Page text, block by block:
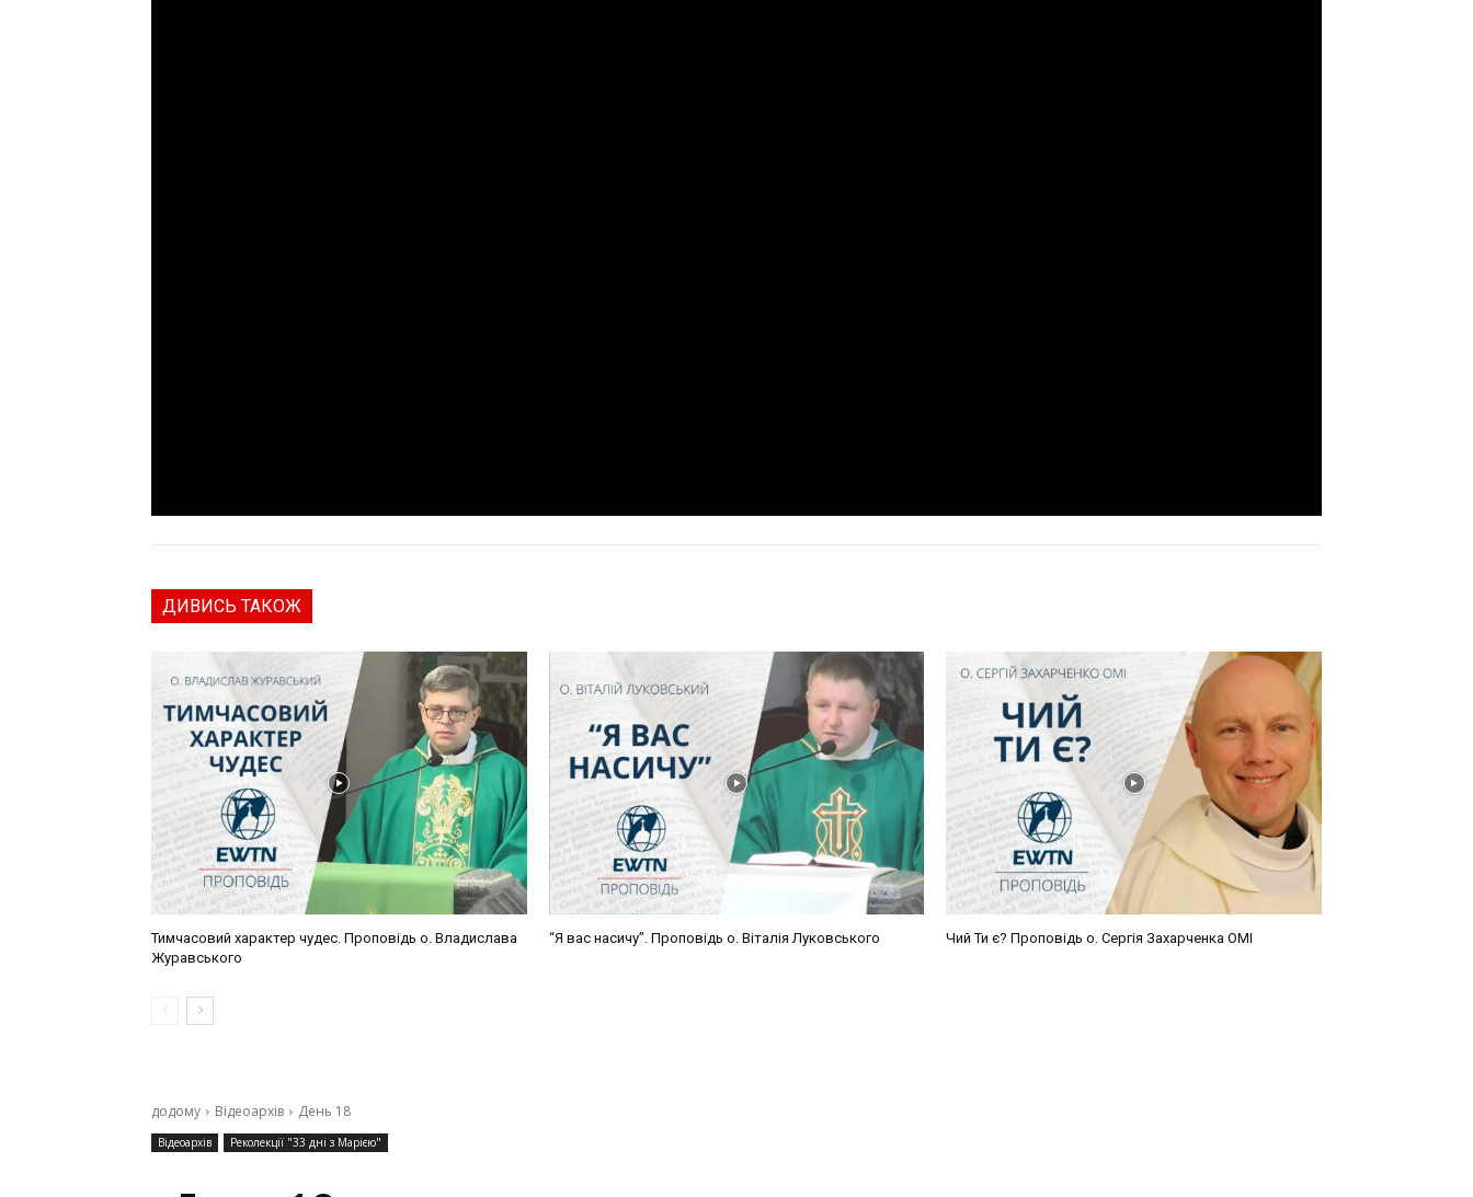
ДИВИСЬ ТАКОЖ
Тимчасовий характер чудес. Проповідь о. Владислава
Журавського
“Я вас насичу”. Проповідь о. Віталія Луковського Чий Ти є? Проповідь о. Сергія Захарченка ОМІ